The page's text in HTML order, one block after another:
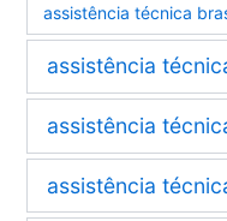
assistência técnica
assistência
assistência
assistência